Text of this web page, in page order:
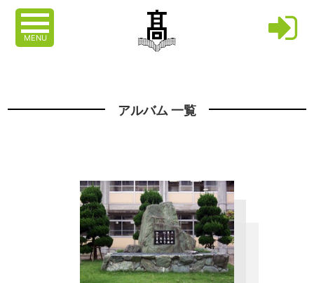
MENU
アルバム 一覧